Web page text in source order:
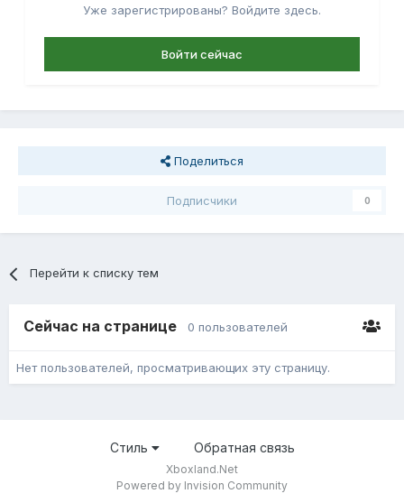
Уже зарегистрированы? Войдите здесь.
Войти сейчас
Поделиться
Подписчики 0
Перейти к списку тем
Сейчас на странице 0 пользователей
Нет пользователей, просматривающих эту страницу.
Стиль Обратная связь
Xboxland.Net
Powered by Invision Community